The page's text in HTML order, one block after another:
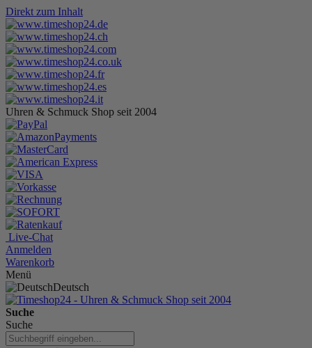
Direkt zum Inhalt
Uhren & Schmuck Shop seit 2004
Live-Chat
Anmelden
Warenkorb
Menü
Deutsch
Suche
Suche